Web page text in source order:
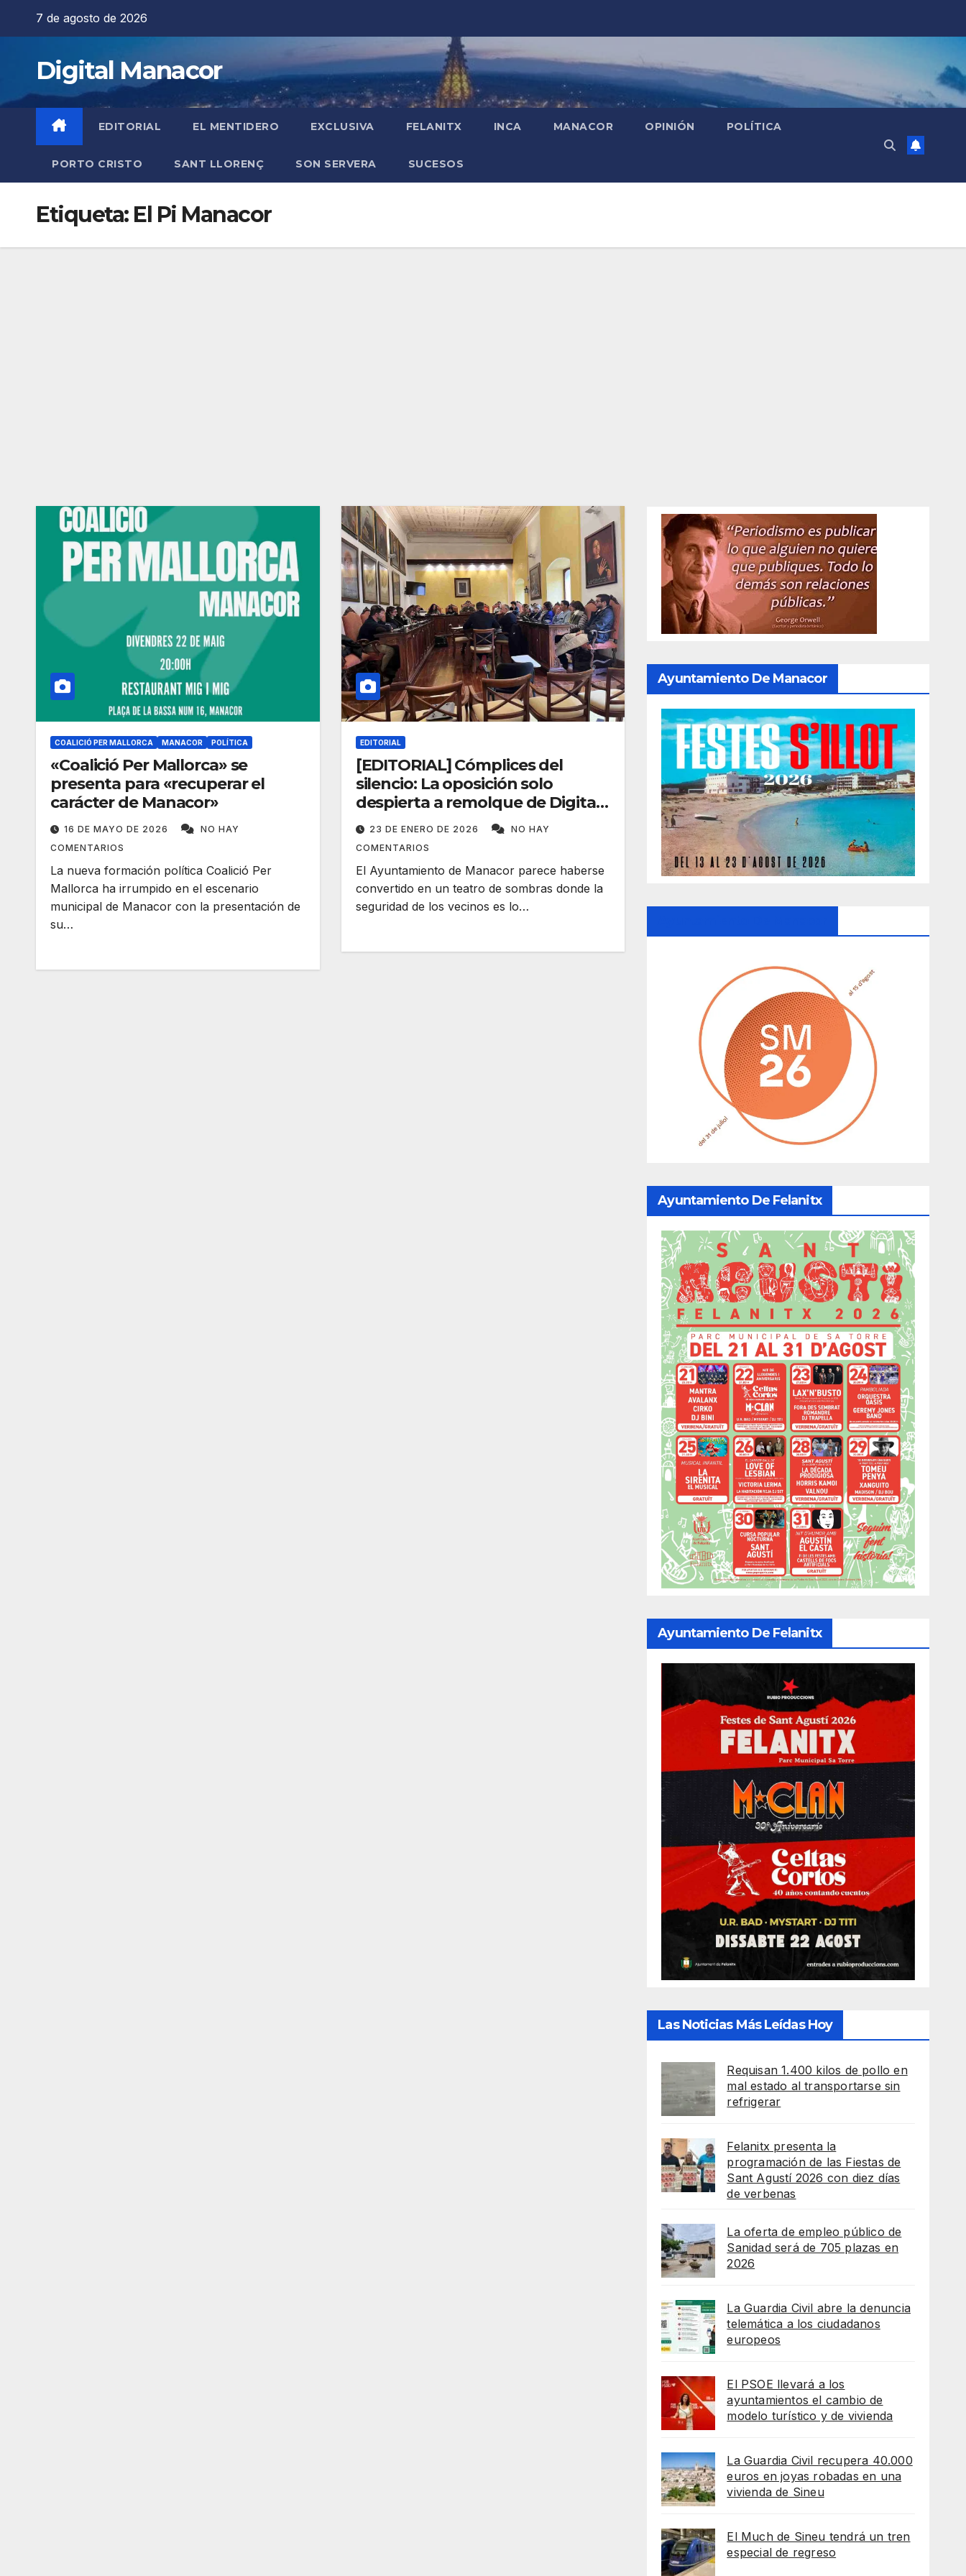
7 de agosto de 2026
Digital Manacor
EDITORIAL EL MENTIDERO EXCLUSIVA FELANITX INCA MANACOR OPINIÓN POLÍTICA
PORTO CRISTO SANT LLORENÇ SON SERVERA SUCESOS
Etiqueta: El Pi Manacor
COALICIÓ PER MALLORCA MANACOR POLÍTICA
«Coalició Per Mallorca» se
presenta para «recuperar el
carácter de Manacor»
16 DE MAYO DE 2026
NO HAY
COMENTARIOS
La nueva formación política Coalició Per
Mallorca ha irrumpido en el escenario
municipal de Manacor con la presentación de
su…
EDITORIAL
[EDITORIAL] Cómplices del
silencio: La oposición solo
despierta a remolque de Digital
Manacor
23 DE ENERO DE 2026
NO HAY
COMENTARIOS
El Ayuntamiento de Manacor parece haberse
convertido en un teatro de sombras donde la
seguridad de los vecinos es lo…
Ayuntamiento De Manacor
Ayuntamiento De Felanitx
Ayuntamiento De Felanitx
Las Noticias Más Leídas Hoy
Requisan 1.400 kilos de pollo en
mal estado al transportarse sin
refrigerar
Felanitx presenta la
programación de las Fiestas de
Sant Agustí 2026 con diez días
de verbenas
La oferta de empleo público de
Sanidad será de 705 plazas en
2026
La Guardia Civil abre la denuncia
telemática a los ciudadanos
europeos
El PSOE llevará a los
ayuntamientos el cambio de
modelo turístico y de vivienda
La Guardia Civil recupera 40.000
euros en joyas robadas en una
vivienda de Sineu
El Much de Sineu tendrá un tren
especial de regreso